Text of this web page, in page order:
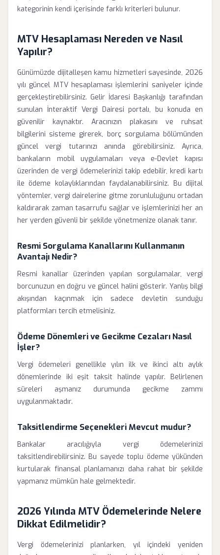
kategorinin kendi içerisinde farklı kriterleri bulunur.
MTV Hesaplaması Nereden ve Nasıl
Yapılır?
Günümüzde dijitalleşen kamu hizmetleri sayesinde, 2026
yılı güncel MTV hesaplaması işlemlerini saniyeler içinde
gerçekleştirebilirsiniz. Gelir İdaresi Başkanlığı tarafından
sunulan İnteraktif Vergi Dairesi portalı, bu konuda en
güvenilir kaynaktır. Aracınızın plakasını ve ruhsat
bilgilerini sisteme girerek, borç sorgulama bölümünden
güncel vergi tutarınızı anında görebilirsiniz. Ayrıca,
bankaların mobil uygulamaları veya e-Devlet kapısı
üzerinden de vergi ödemelerinizi takip edebilir, kredi kartı
ile ödeme kolaylıklarından faydalanabilirsiniz. Bu dijital
yöntemler, vergi dairelerine gitme zorunluluğunu ortadan
kaldırarak zaman tasarrufu sağlar ve işlemlerinizi her an
her yerden güvenli bir şekilde yönetmenize olanak tanır.
Resmi Sorgulama Kanallarını Kullanmanın
Avantajı Nedir?
Resmi kanallar üzerinden yapılan sorgulamalar, vergi
borcunuzun en doğru ve güncel halini gösterir. Yanlış bilgi
akışından kaçınmak için sadece devletin sunduğu
platformları tercih etmelisiniz.
Ödeme Dönemleri ve Gecikme Cezaları Nasıl
İşler?
Vergi ödemeleri genellikle yılın ilk ve ikinci altı aylık
dönemlerinde iki eşit taksit halinde yapılır. Belirlenen
süreleri aşmanız durumunda gecikme zammı
uygulanmaktadır.
Taksitlendirme Seçenekleri Mevcut mudur?
Bankalar aracılığıyla vergi ödemelerinizi
taksitlendirebilirsiniz. Bu sayede toplu ödeme yükünden
kurtularak finansal planlamanızı daha rahat bir şekilde
yapmanız mümkün hale gelmektedir.
2026 Yılında MTV Ödemelerinde Nelere
Dikkat Edilmelidir?
Vergi ödemelerinizi planlarken, yıl içindeki yeniden